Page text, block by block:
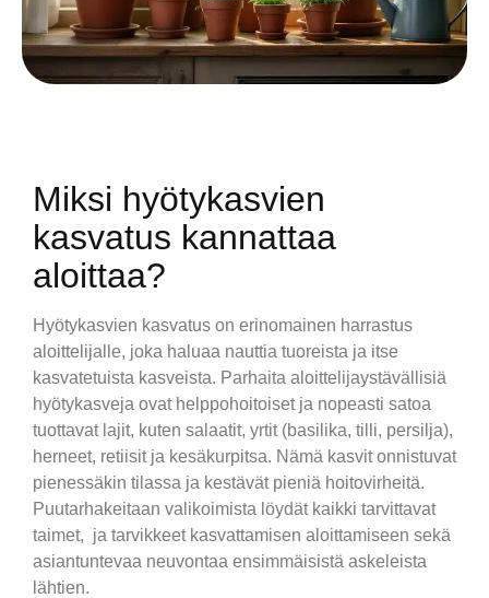
Miksi hyötykasvien
kasvatus kannattaa
aloittaa?
Hyötykasvien kasvatus on erinomainen harrastus
aloittelijalle, joka haluaa nauttia tuoreista ja itse
kasvatetuista kasveista. Parhaita aloittelijaystävällisiä
hyötykasveja ovat helppohoitoiset ja nopeasti satoa
tuottavat lajit, kuten salaatit, yrtit (basilika, tilli, persilja),
herneet, retiisit ja kesäkurpitsa. Nämä kasvit onnistuvat
pienessäkin tilassa ja kestävät pieniä hoitovirheitä.
Puutarhakeitaan valikoimista löydät kaikki tarvittavat
taimet, ja tarvikkeet kasvattamisen aloittamiseen sekä
asiantuntevaa neuvontaa ensimmäisistä askeleista
lähtien.